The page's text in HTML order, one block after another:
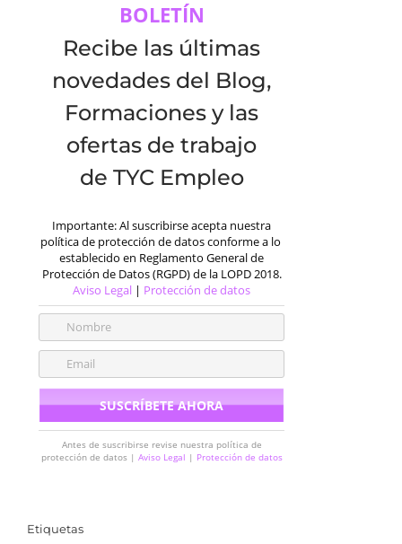
BOLETÍN
Recibe las últimas
novedades del Blog,
Formaciones y las
ofertas de trabajo
de TYC Empleo
Importante: Al suscribirse acepta nuestra
política de protección de datos conforme a lo
establecido en Reglamento General de
Protección de Datos (RGPD) de la LOPD 2018.
Aviso Legal | Protección de datos
Antes de suscribirse revise nuestra política de
protección de datos | Aviso Legal | Protección de datos
Etiquetas